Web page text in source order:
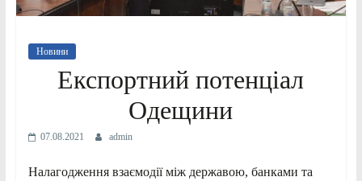
Новини
Експортний потенціал
Одещини
07.08.2021 admin
Налагодження взаємодії між державою, банками та